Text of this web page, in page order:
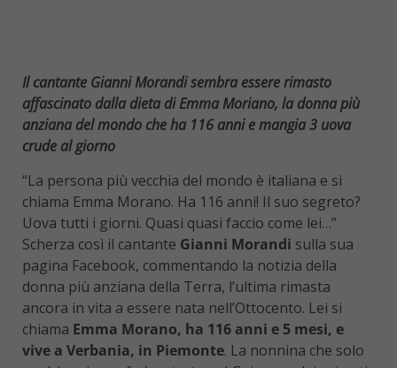
Il cantante Gianni Morandi sembra essere rimasto
affascinato dalla dieta di Emma Moriano, la donna più
anziana del mondo che ha 116 anni e mangia 3 uova
crude al giorno
“La persona più vecchia del mondo è italiana e si
chiama Emma Morano. Ha 116 anni! Il suo segreto?
Uova tutti i giorni. Quasi quasi faccio come lei…”
Scherza così il cantante Gianni Morandi sulla sua
pagina Facebook, commentando la notizia della
donna più anziana della Terra, l’ultima rimasta
ancora in vita a essere nata nell’Ottocento. Lei si
chiama Emma Morano, ha 116 anni e 5 mesi, e
vive a Verbania, in Piemonte. La nonnina che solo